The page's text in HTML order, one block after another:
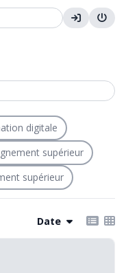
digitale
supérieur
supérieur
Date